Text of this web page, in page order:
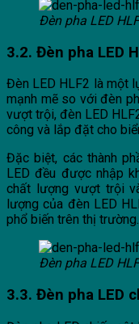
Đèn pha LED
3.2. Đèn pha LED
Đèn LED HLF2 là một
mạnh mẽ so với đèn
vượt trội, đèn LED
công và lắp đặt cho
Đặc biệt, các thành
LED đều được nhập
chất lượng vượt trội
lượng của đèn LED
phổ biến trên thị trường.
Đèn pha LED
3.3. Đèn pha LED